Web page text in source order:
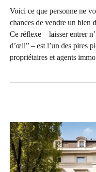
Voici ce que personne ne
chances de vendre un bien
Ce réflexe – laisser entrer
d’œil” – est l’un des pires
propriétaires et agents